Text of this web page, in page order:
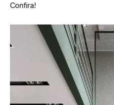
Confira!